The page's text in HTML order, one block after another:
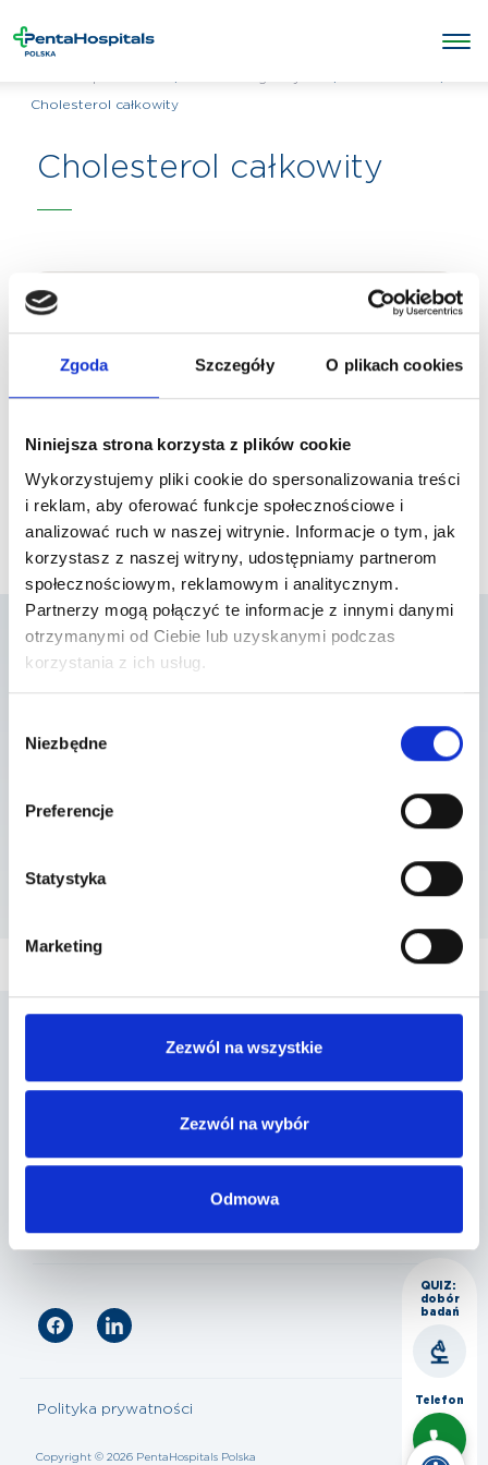
Zgoda Szczegóły O plikach cookies
Niniejsza strona korzysta z plików cookie
Wykorzystujemy pliki cookie do spersonalizowania treści
i reklam, aby oferować funkcje społecznościowe i
analizować ruch w naszej witrynie. Informacje o tym, jak
korzystasz z naszej witryny, udostępniamy partnerom
społecznościowym, reklamowym i analitycznym.
Partnerzy mogą połączyć te informacje z innymi danymi
otrzymanymi od Ciebie lub uzyskanymi podczas
korzystania z ich usług.
zgody
Niezbędne
Preferencje
Statystyka
Marketing
Zezwól na wszystkie
Zezwól na wybór
Odmowa
Cholesterol całkowity
Cholesterol całkowity
Lista placówek w
których usługa jest
Szpital Piaseczno
Penta Hospitals Polska
Copyright © 2026 PentaHospitals Polska
Polityka prywatności
QUIZ:
dobór
badań
Telefon